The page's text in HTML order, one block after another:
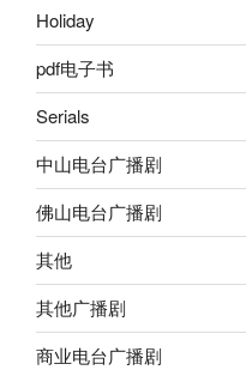
Holiday
pdf电子书
Serials
中山电台广播剧
佛山电台广播剧
其他
其他广播剧
商业电台广播剧